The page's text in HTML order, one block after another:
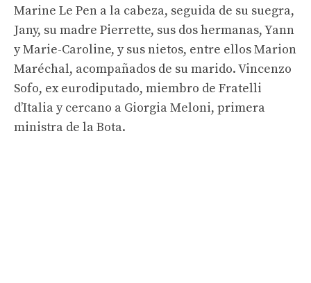
Marine Le Pen a la cabeza, seguida de su suegra,
Jany, su madre Pierrette, sus dos hermanas, Yann
y Marie-Caroline, y sus nietos, entre ellos Marion
Maréchal, acompañados de su marido. Vincenzo
Sofo, ex eurodiputado, miembro de Fratelli
d’Italia y cercano a Giorgia Meloni, primera
ministra de la Bota.